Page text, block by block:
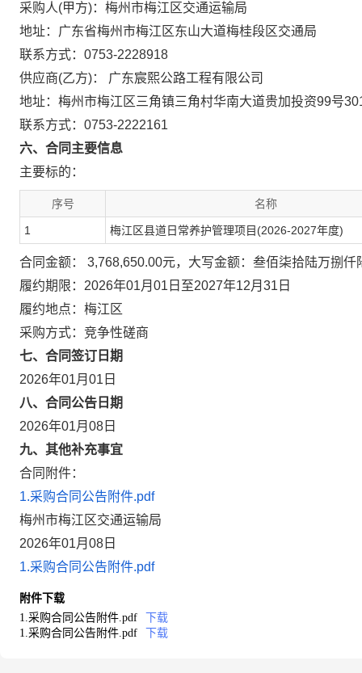
采购人(甲方)：梅州市梅江区交通运输局
地址：广东省梅州市梅江区东山大道梅桂段区交通局
联系方式：0753-2228918
供应商(乙方)： 广东宸熙公路工程有限公司
地址：梅州市梅江区三角镇三角村华南大道贵加投资99号
联系方式：0753-2222161
六、合同主要信息
主要标的：
序号 名称
1 梅江区县道日常养护管理项目(2026-2027年度)
合同金额： 3,768,650.00元，大写金额：叁佰柒拾陆万捌仟
履约期限：2026年01月01日至2027年12月31日
履约地点：梅江区
采购方式：竞争性磋商
七、合同签订日期
2026年01月01日
八、合同公告日期
2026年01月08日
九、其他补充事宜
合同附件：
1.采购合同公告附件.pdf
梅州市梅江区交通运输局
2026年01月08日
1.采购合同公告附件.pdf
附件下载
1.采购合同公告附件.pdf
下载
1.采购合同公告附件.pdf
下载